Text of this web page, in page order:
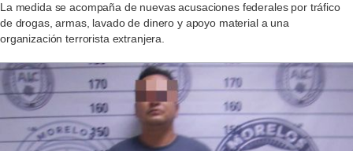
La medida se acompaña de nuevas acusaciones federales por tráfico
de drogas, armas, lavado de dinero y apoyo material a una
organización terrorista extranjera.